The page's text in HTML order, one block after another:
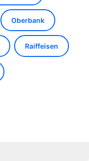
Oberbank
Raiffeisen